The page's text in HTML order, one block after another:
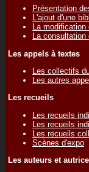
Présentation
L'ajout d'une
La modification
La consultation
Les appels à textes
Les collectifs
Les autres
Les recueils
Les recueils
Les recueils
Les recueils
Scènes d'expo
Les auteurs et